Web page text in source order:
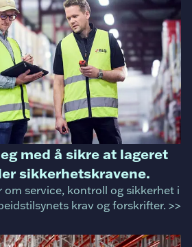
med å sikre at lageret
sikkerhetskravene.
om service, kontroll og sikkerhet i
krav og forskrifter. >>